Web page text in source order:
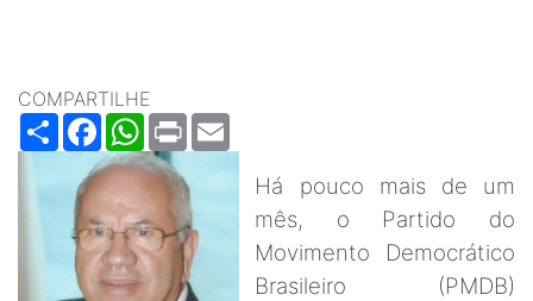
COMPARTILHE
ShareFacebookWhatsApp
Print
Há pouco mais de um
mês, o Partido do
Movimento Democrático
Brasileiro (PMDB)